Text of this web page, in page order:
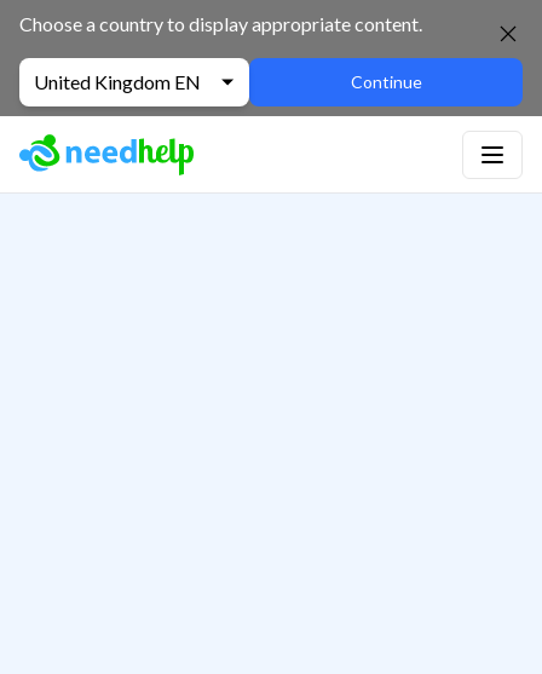
Choose a country to display appropriate content.
United Kingdom EN Continue